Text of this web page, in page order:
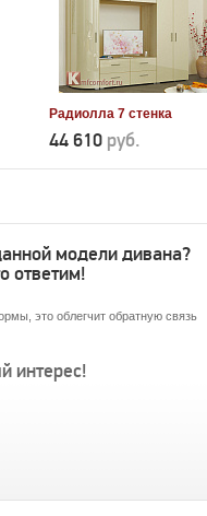
Радиолла 7 стенка
44 610 руб.
модели дивана?
ответим!
это облегчит обратную связь
интерес!